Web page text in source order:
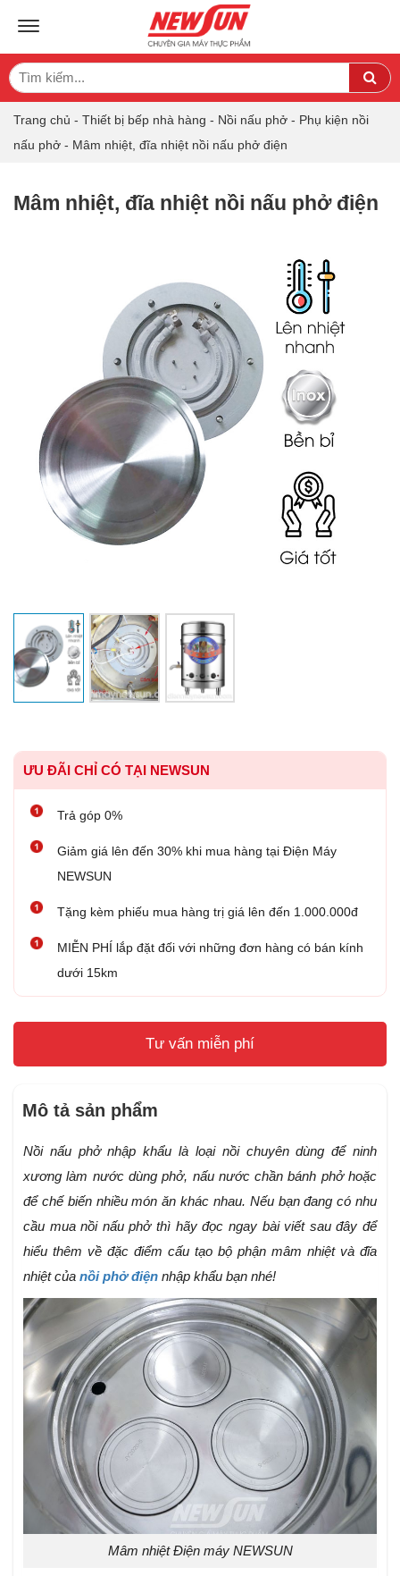
TOGGLE NAVIGATION
Search
for:
Trang chủ - Thiết bị bếp nhà hàng - Nồi nấu phở - Phụ kiện nồi
nấu phở - Mâm nhiệt, đĩa nhiệt nồi nấu phở điện
Mâm nhiệt, đĩa nhiệt nồi nấu phở điện
ƯU ĐÃI CHỈ CÓ TẠI NEWSUN
Trả góp 0%
Giảm giá lên đến 30% khi mua hàng tại Điện Máy
NEWSUN
Tặng kèm phiếu mua hàng trị giá lên đến 1.000.000đ
MIỄN PHÍ lắp đặt đối với những đơn hàng có bán kính
dưới 15km
Tư vấn miễn phí
Mô tả sản phẩm
Nồi nấu phở nhập khẩu là loại nồi chuyên dùng để ninh
xương làm nước dùng phở, nấu nước chần bánh phở hoặc
để chế biến nhiều món ăn khác nhau. Nếu bạn đang có nhu
cầu mua nồi nấu phở thì hãy đọc ngay bài viết sau đây để
hiểu thêm về đặc điểm cấu tạo bộ phận mâm nhiệt và đĩa
nhiệt của nồi phở điện nhập khẩu bạn nhé!
Mâm nhiệt Điện máy NEWSUN